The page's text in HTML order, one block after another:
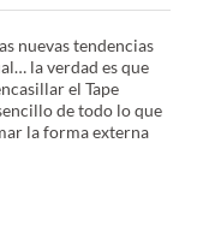
nuevas tendencias
la verdad es que
el Tape
de todo lo que
la forma externa